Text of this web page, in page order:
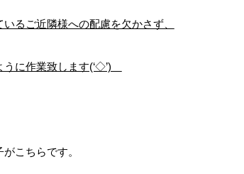
るご近隣様への配慮を欠かさず、
に作業致します(‘◇’)ゞ
こちらです。